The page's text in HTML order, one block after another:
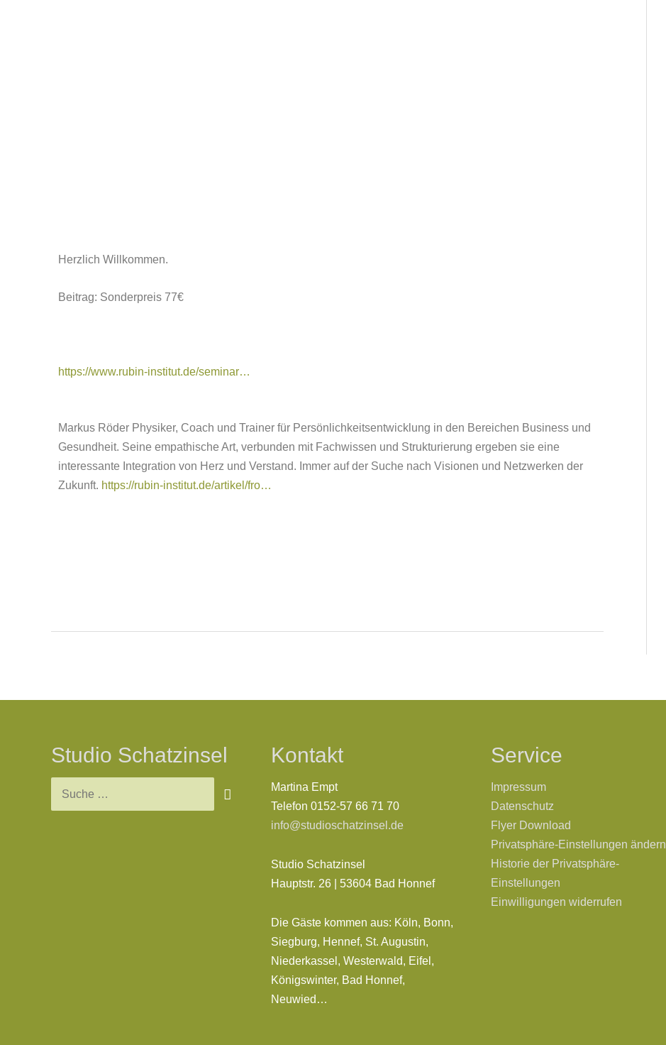
Herzlich Willkommen.
Beitrag: Sonderpreis 77€
https://www.rubin-institut.de/seminar…
Markus Röder Physiker, Coach und Trainer für Persönlichkeitsentwicklung in den Bereichen Business und
Gesundheit. Seine empathische Art, verbunden mit Fachwissen und Strukturierung ergeben sie eine
interessante Integration von Herz und Verstand. Immer auf der Suche nach Visionen und Netzwerken der
Zukunft. https://rubin-institut.de/artikel/fro…
Studio Schatzinsel Kontakt
Martina Empt
Telefon 0152-57 66 71 70
info@studioschatzinsel.de
Studio Schatzinsel
Hauptstr. 26 | 53604 Bad Honnef
Die Gäste kommen aus: Köln, Bonn,
Siegburg, Hennef, St. Augustin,
Niederkassel, Westerwald, Eifel,
Königswinter, Bad Honnef,
Neuwied…
Service
Impressum
Datenschutz
Flyer Download
Privatsphäre-Einstellungen ändern
Historie der Privatsphäre-
Einstellungen
Einwilligungen widerrufen